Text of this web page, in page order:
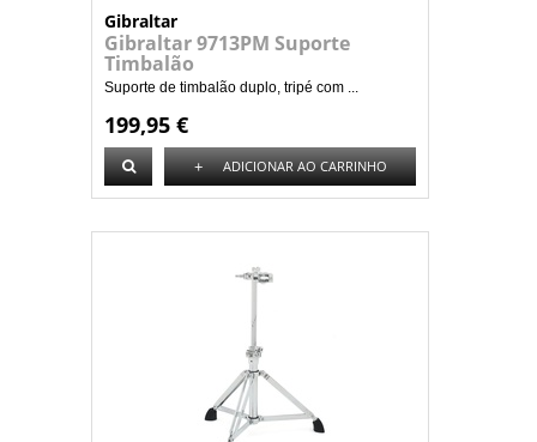
Gibraltar
Gibraltar 9713PM Suporte
Timbalão
Suporte de timbalão duplo, tripé com ...
199,95 €
+ ADICIONAR AO CARRINHO